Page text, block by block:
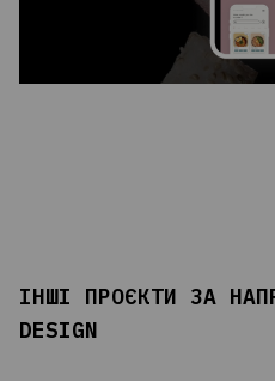
ІНШІ ПРОЄКТИ ЗА
DESIGN